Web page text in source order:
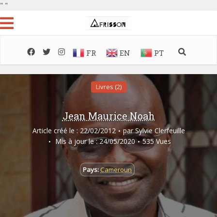
" "
FR EN PT
Livres (2)
Jean Maurice Noah
Article créé le : 22/02/2012 par Sylvie Clerfeuille
Mis à jour le : 24/05/2020
535 Vues
Pays:Cameroun